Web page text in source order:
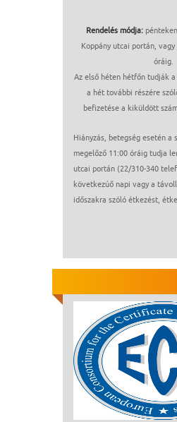
Rendelés módja:
Koppány utcai portán,
óráig.
Az első héten hétfőn tudják
a hét további részére
befizetése a kiküldött
Hiányzás, betegség esetén a
megelőző 11:00 óráig tudja
utcai portán (22/310-340
következúő napi vagy a
időszakra szóló étkezést,